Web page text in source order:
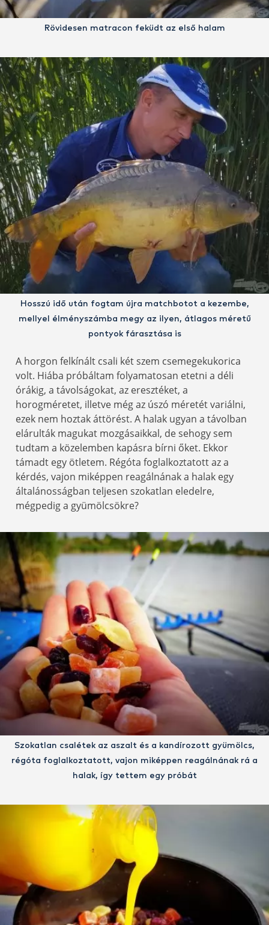
Rövidesen matracon feküdt az első halam
Hosszú idő után fogtam újra matchbotot a kezembe,
mellyel élményszámba megy az ilyen, átlagos méretű
pontyok fárasztása is
A horgon felkínált csali két szem csemegekukorica
volt. Hiába próbáltam folyamatosan etetni a déli
órákig, a távolságokat, az eresztéket, a
horogméretet, illetve még az úszó méretét variálni,
ezek nem hoztak áttörést. A halak ugyan a távolban
elárulták magukat mozgásaikkal, de sehogy sem
tudtam a közelemben kapásra bírni őket. Ekkor
támadt egy ötletem. Régóta foglalkoztatott az a
kérdés, vajon miképpen reagálnának a halak egy
általánosságban teljesen szokatlan eledelre,
mégpedig a gyümölcsökre?
Szokatlan csalétek az aszalt és a kandírozott gyümölcs,
régóta foglalkoztatott, vajon miképpen reagálnának rá a
halak, így tettem egy próbát